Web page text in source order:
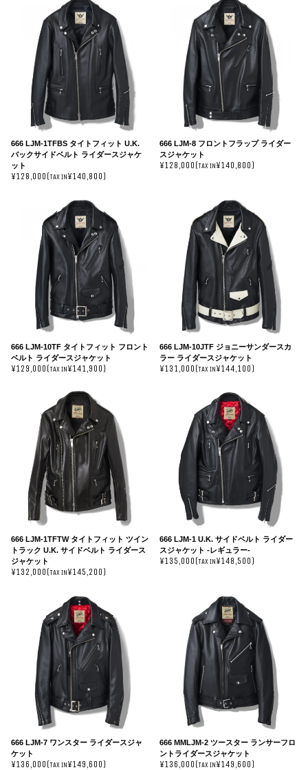
666 LJM-1TFBS タイトフィット U.K.
バックサイドベルト ライダースジャケ
ット
¥128,000(TAX IN¥140,800)
666 LJM-8 フロントフラップ ライダー
スジャケット
¥128,000(TAX IN¥140,800)
666 LJM-10TF タイトフィット フロント
ベルト ライダースジャケット
¥129,000(TAX IN¥141,900)
666 LJM-10JTF ジョニーサンダースカ
ラー ライダースジャケット
¥131,000(TAX IN¥144,100)
666 LJM-1TFTW タイトフィット ツイン
トラック U.K. サイドベルト ライダース
ジャケット
¥132,000(TAX IN¥145,200)
666 LJM-1 U.K. サイドベルト ライダー
スジャケット -レギュラー-
¥135,000(TAX IN¥148,500)
666 LJM-7 ワンスター ライダースジャ
ケット
¥136,000(TAX IN¥149,600)
666 MMLJM-2 ツースター ランサーフロ
ントライダースジャケット
¥136,000(TAX IN¥149,600)